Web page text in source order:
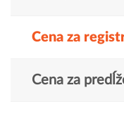
Cena za
Cena za